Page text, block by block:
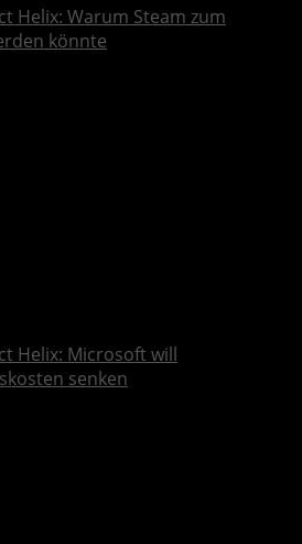
Helix: Warum Steam zum
könnte
Helix: Microsoft will
senken